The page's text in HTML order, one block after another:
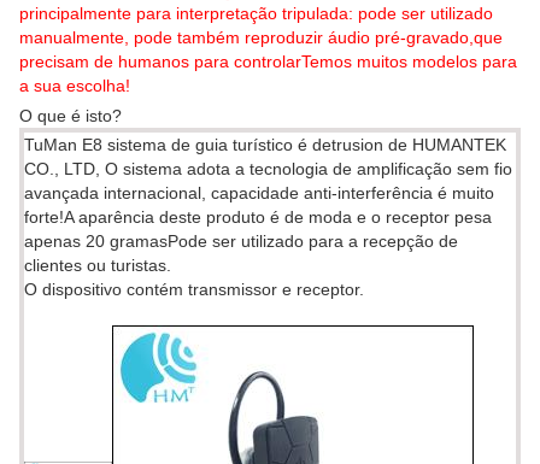
principalmente para interpretação tripulada: pode ser utilizado
manualmente, pode também reproduzir áudio pré-gravado,que
precisam de humanos para controlarTemos muitos modelos para
a sua escolha!
O que é isto?
TuMan E8 sistema de guia turístico é detrusion de HUMANTEK
CO., LTD, O sistema adota a tecnologia de amplificação sem fio
avançada internacional, capacidade anti-interferência é muito
forte!A aparência deste produto é de moda e o receptor pesa
apenas 20 gramasPode ser utilizado para a recepção de
clientes ou turistas.
O dispositivo contém transmissor e receptor.